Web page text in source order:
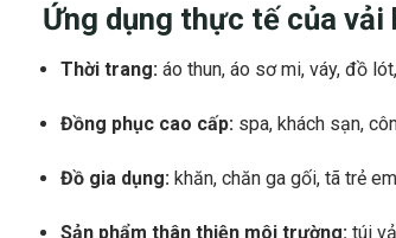
Ứng dụng thực tế của vải
Thời trang:áo thun, áo sơ mi, váy, đồ
Đồng phục cao cấp:spa, khách sạn,
Đồ gia dụng: khăn, chăn ga gối, tã trẻ
Sản phẩm thân thiện môi trường: túi